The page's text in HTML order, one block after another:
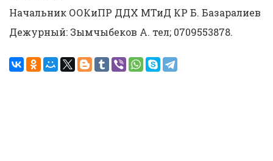
Начальник ООКиПР ДДХ МТиД КР Б. Базаралиев
Дежурный: Зымчыбеков А. тел; 0709553878.